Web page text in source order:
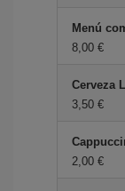
Menú
8,00 €
Cerveza
3,50 €
2,00 €